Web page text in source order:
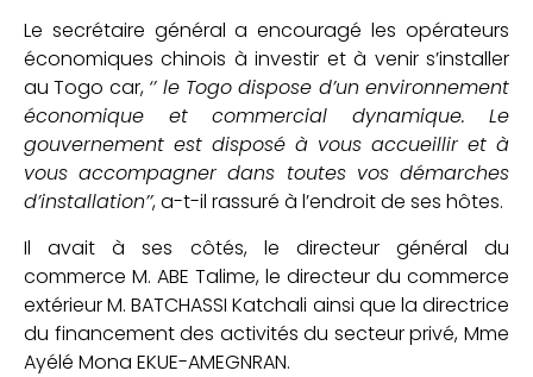
Le secrétaire général a encouragé les opérateurs
économiques chinois à investir et à venir s’installer
au Togo car, ‘’ le Togo dispose d’un environnement
économique et commercial dynamique. Le
gouvernement est disposé à vous accueillir et à
vous accompagner dans toutes vos démarches
d’installation’’, a-t-il rassuré à l’endroit de ses hôtes.
Il avait à ses côtés, le directeur général du
commerce M. ABE Talime, le directeur du commerce
extérieur M. BATCHASSI Katchali ainsi que la directrice
du financement des activités du secteur privé, Mme
Ayélé Mona EKUE-AMEGNRAN.